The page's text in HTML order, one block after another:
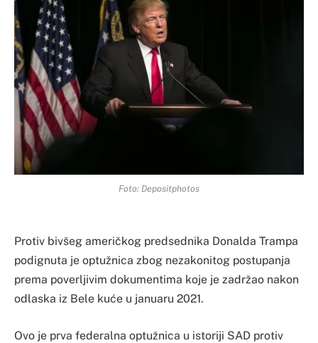
Foto: Depositphotos
Protiv bivšeg američkog predsednika Donalda Trampa
podignuta je optužnica zbog nezakonitog postupanja
prema poverljivim dokumentima koje je zadržao nakon
odlaska iz Bele kuće u januaru 2021.
Ovo je prva federalna optužnica u istoriji SAD protiv